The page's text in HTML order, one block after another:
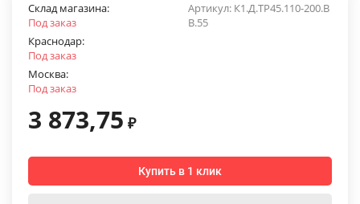
Артикул: К1.Д.ТР45.110-200.В
В.55
Склад магазина:
Под заказ
Краснодар:
Под заказ
Москва:
Под заказ
3 873,75 ₽
Купить в 1 клик